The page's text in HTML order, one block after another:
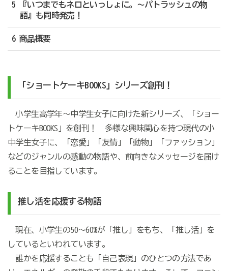
5 『いつまでもネロといっしょに。～パトラッシュの物
語』も同時発売！
6 商品概要
「ショートケーキBOOKS」シリーズ創刊！
小学生高学年～中学生女子に向けた新シリーズ、「ショー
トケーキBOOKS」を創刊！ 多様な興味関心を持つ現代の小
中学生女子に、「恋愛」「友情」「動物」「ファッション」
などのジャンルの感動の物語や、前向きなメッセージを届け
ることを目指しています。
推し活を応援する物語
現在、小学生の50～60%が「推し」をもち、「推し活」を
しているといわれています。
誰かを応援することも「自己表現」のひとつの方法であ